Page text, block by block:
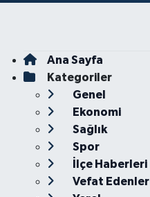
Ana Sayfa
Kategoriler
Genel
Ekonomi
Sağlık
Spor
İlçe Haberleri
Vefat Edenler